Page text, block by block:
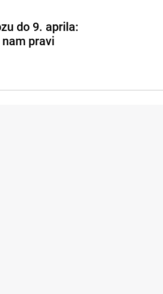
do 9. aprila:
pravi